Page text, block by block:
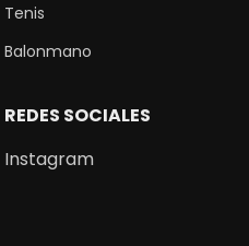
Tenis
Balonmano
REDES SOCIALES
Instagram